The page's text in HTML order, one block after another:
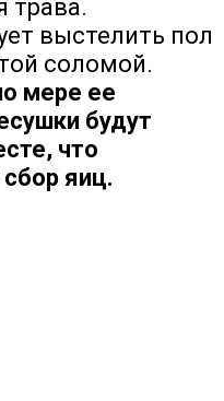
трава.
выстелить пол
соломой.
мере ее
будут
что
яиц.